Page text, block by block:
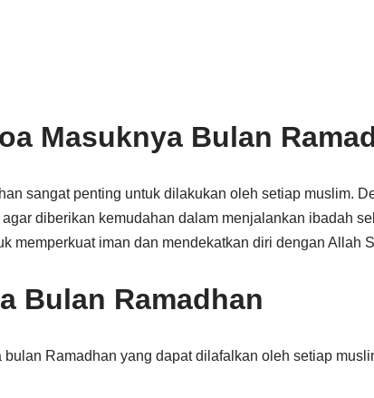
Masuknya Bulan
sangat penting untuk dilakukan oleh setiap muslim.
diberikan kemudahan dalam menjalankan ibadah
memperkuat iman dan mendekatkan diri dengan Allah
Bulan Ramadhan
Ramadhan yang dapat dilafalkan oleh setiap